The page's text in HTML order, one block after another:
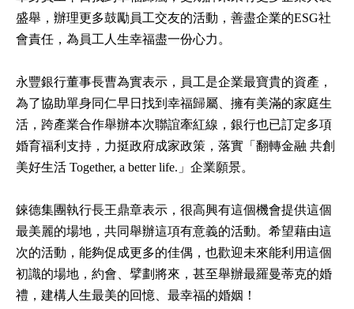
盛舉，辦理更多鼓勵員工交友的活動，善盡企業的ESG社
會責任，為員工人生幸福盡一份心力。
永豐銀行董事長曹為實表示，員工是企業最寶貴的資產，
為了協助單身同仁早日找到幸福歸屬、擁有美滿的家庭生
活，跨產業合作舉辦本次聯誼牽紅線，銀行也已訂定多項
婚育福利支持，力挺政府成家政策，落實「翻轉金融 共創
美好生活 Together, a better life.」企業願景。
錸德集團執行長王鼎章表示，很高興有這個機會提供這個
最美麗的場地，共同舉辦這項有意義的活動。希望藉由這
次的活動，能夠促成更多的佳偶，也歡迎未來能利用這個
初識的場地，約會、擘劃將來，甚至舉辦最羅曼蒂克的婚
禮，建構人生最美的回憶、最幸福的婚姻！